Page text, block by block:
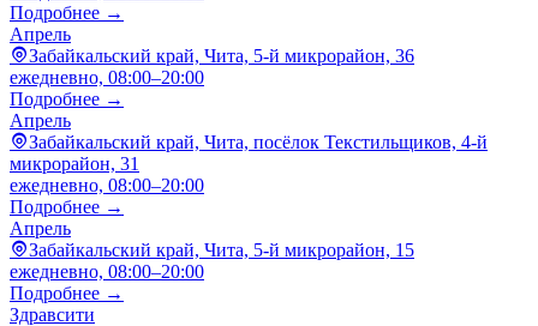
Подробнее →
Апрель
Забайкальский край, Чита, 5-й микрорайон, 36
ежедневно, 08:00–20:00
Подробнее →
Апрель
Забайкальский край, Чита, посёлок Текстильщиков, 4-й
микрорайон, 31
ежедневно, 08:00–20:00
Подробнее →
Апрель
Забайкальский край, Чита, 5-й микрорайон, 15
ежедневно, 08:00–20:00
Подробнее →
Здравсити